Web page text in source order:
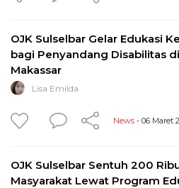
OJK Sulselbar Gelar Edukasi
bagi Penyandang Disabilitas di
Makassar
Lisa Emilda
News - 06 Maret
OJK Sulselbar Sentuh 200
Masyarakat Lewat Program